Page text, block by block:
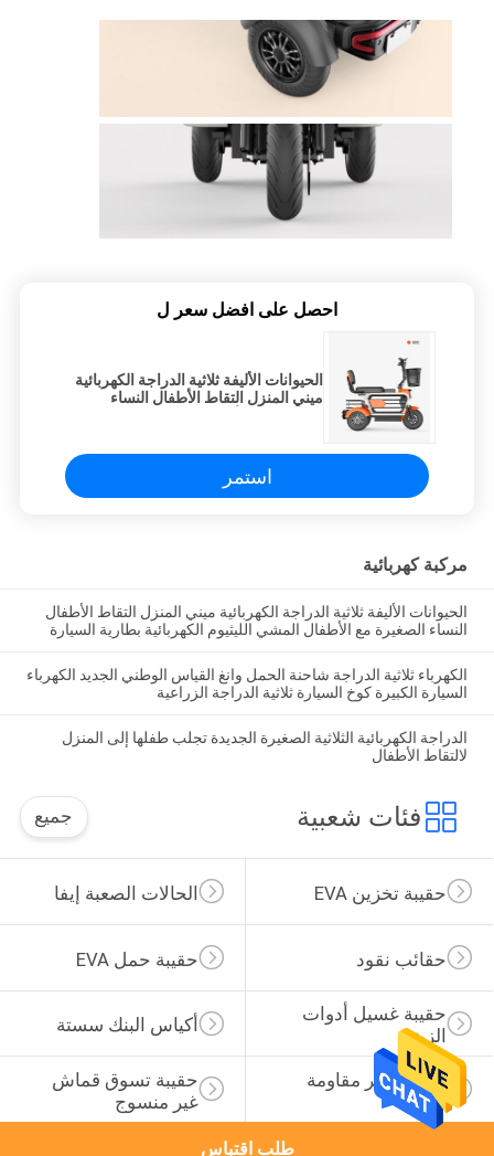
احصل على افضل سعر ل
الحيوانات الأليفة ثلاثية الدراجة الكهربائية
ميني المنزل التقاط الأطفال النساء
استمر
مركبة كهربائية
الحيوانات الأليفة ثلاثية الدراجة الكهربائية ميني المنزل التقاط الأطفال
النساء الصغيرة مع الأطفال المشي الليثيوم الكهربائية بطارية السيارة
الكهرباء ثلاثية الدراجة شاحنة الحمل وانغ القياس الوطني الجديد الكهرباء
السيارة الكبيرة كوخ السيارة ثلاثية الدراجة الزراعية
الدراجة الكهربائية الثلاثية الصغيرة الجديدة تجلب طفلها إلى المنزل
لالتقاط الأطفال
فئات شعبية جميع
الحالات الصعبة إيفا حقيبة تخزين EVA
حقيبة حمل EVA حقائب نقود
أكياس البنك سستة
حقيبة غسيل أدوات
الزينة
حقيبة تسوق قماش
غير منسوج
حقيبة ظهر مقاومة
للماء
طلب اقتباس